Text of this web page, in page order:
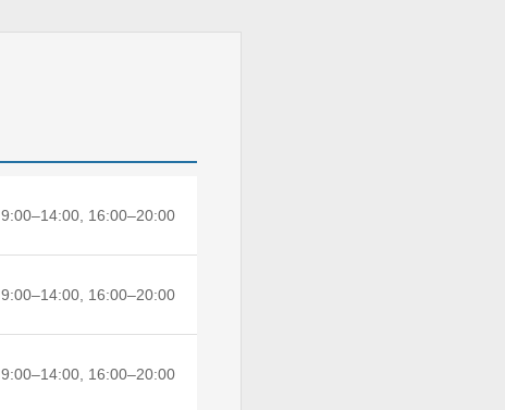
9:00–14:00, 16:00–20:00
9:00–14:00, 16:00–20:00
9:00–14:00, 16:00–20:00